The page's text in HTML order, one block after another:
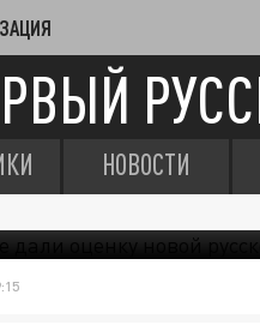
НОВОСТИ